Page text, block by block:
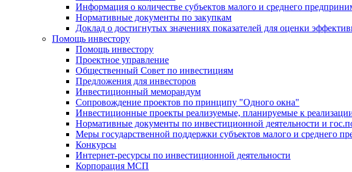
Информация о количестве субъектов малого и среднего
Нормативные документы по закупкам
Доклад о достигнутых значениях показателей для оценки
Помощь инвестору
Помощь инвестору
Проектное управление
Общественный Совет по инвестициям
Предложения для инвесторов
Инвестиционный меморандум
Сопровождение проектов по принципу "Oдного окна"
Инвестиционные проекты реализуемые, планируемые к
Нормативные документы по инвестиционной деятельности и
Меры государственной поддержки субъектов малого и среднего
Конкурсы
Интернет-ресурсы по инвестиционной деятельности
Корпорация МСП